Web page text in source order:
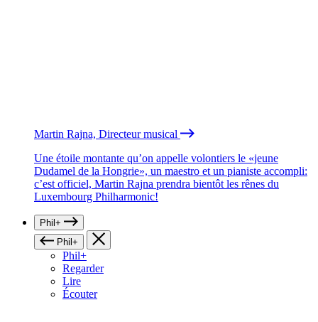
Martin Rajna, Directeur musical
Une étoile montante qu’on appelle volontiers le «jeune
Dudamel de la Hongrie», un maestro et un pianiste accompli:
c’est officiel, Martin Rajna prendra bientôt les rênes du
Luxembourg Philharmonic!
Phil+
Phil+
Phil+
Regarder
Lire
Écouter